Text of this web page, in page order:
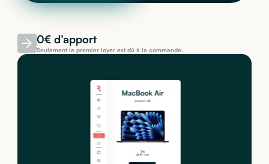
0€ d’apport
Seulement le premier loyer est dû à la commande.